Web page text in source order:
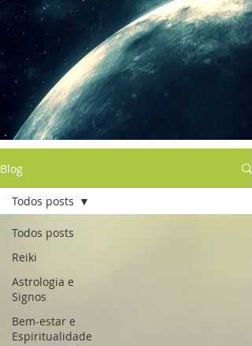
Blog
Todos posts
Reiki
Astrologia e
Signos
Bem-estar e
Espiritualidade
Todos posts